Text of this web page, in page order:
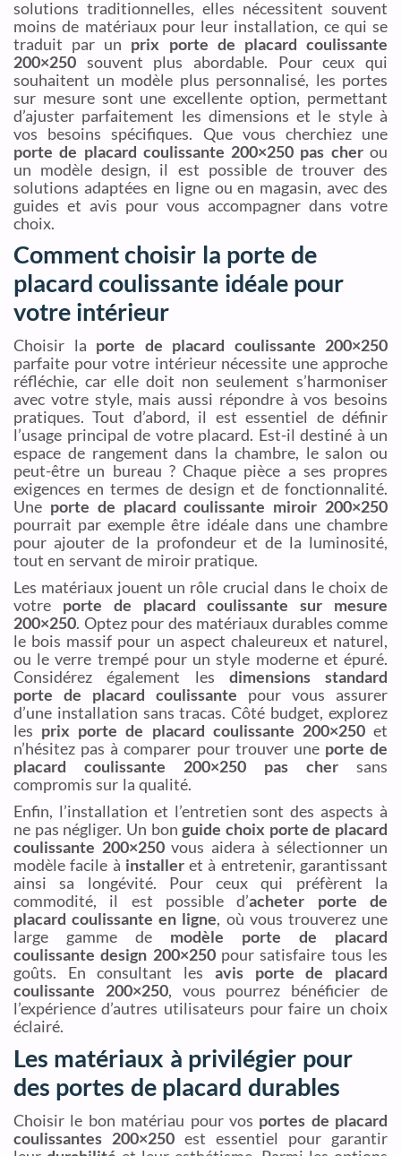
solutions traditionnelles, elles nécessitent souvent
moins de matériaux pour leur installation, ce qui se
traduit par un prix porte de placard coulissante
200×250 souvent plus abordable. Pour ceux qui
souhaitent un modèle plus personnalisé, les portes
sur mesure sont une excellente option, permettant
d’ajuster parfaitement les dimensions et le style à
vos besoins spécifiques. Que vous cherchiez une
porte de placard coulissante 200×250 pas cherou
un modèle design, il est possible de trouver des
solutions adaptées en ligne ou en magasin, avec des
guides et avis pour vous accompagner dans votre
choix.
Comment choisir la porte de
placard coulissante idéale pour
votre intérieur
Choisir la porte de placard coulissante 200×250
parfaite pour votre intérieur nécessite une approche
réfléchie, car elle doit non seulement s’harmoniser
avec votre style, mais aussi répondre à vos besoins
pratiques. Tout d’abord, il est essentiel de définir
l’usage principal de votre placard. Est-il destiné à un
espace de rangement dans la chambre, le salon ou
peut-être un bureau ? Chaque pièce a ses propres
exigences en termes de design et de fonctionnalité.
Une porte de placard coulissante miroir 200×250
pourrait par exemple être idéale dans une chambre
pour ajouter de la profondeur et de la luminosité,
tout en servant de miroir pratique.
Les matériaux jouent un rôle crucial dans le choix de
votre porte de placard coulissante sur mesure
200×250. Optez pour des matériaux durables comme
le bois massif pour un aspect chaleureux et naturel,
ou le verre trempé pour un style moderne et épuré.
Considérez également les dimensions standard
porte de placard coulissante pour vous assurer
d’une installation sans tracas. Côté budget, explorez
les prix porte de placard coulissante 200×250et
n’hésitez pas à comparer pour trouver une porte de
placard coulissante 200×250 pas cher sans
compromis sur la qualité.
Enfin, l’installation et l’entretien sont des aspects à
ne pas négliger. Un bonguide choix porte de placard
coulissante 200×250vous aidera à sélectionner un
modèle facile à installeret à entretenir, garantissant
ainsi sa longévité. Pour ceux qui préfèrent la
commodité, il est possible d’acheter porte de
placard coulissante en ligne, où vous trouverez une
large gamme de modèle porte de placard
coulissante design 200×250pour satisfaire tous les
goûts. En consultant les avis porte de placard
coulissante 200×250, vous pourrez bénéficier de
l’expérience d’autres utilisateurs pour faire un choix
éclairé.
Les matériaux à privilégier pour
des portes de placard durables
Choisir le bon matériau pour vos portes de placard
coulissantes 200×250 est essentiel pour garantir